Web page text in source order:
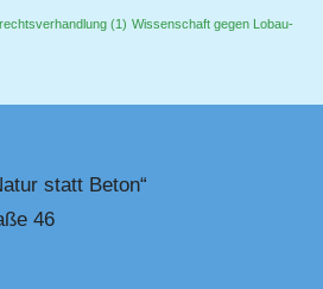
(1) Wissenschaft gegen Lobau-
statt Beton“
46